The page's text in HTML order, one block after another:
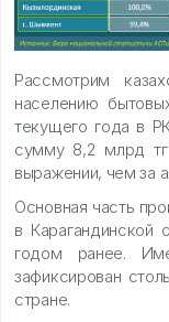
Рассмотрим
населению
текущего года в
сумму 8,2 млрд
выражении, чем за
Основная часть
в Карагандинской
годом ранее.
зафиксирован
стране.